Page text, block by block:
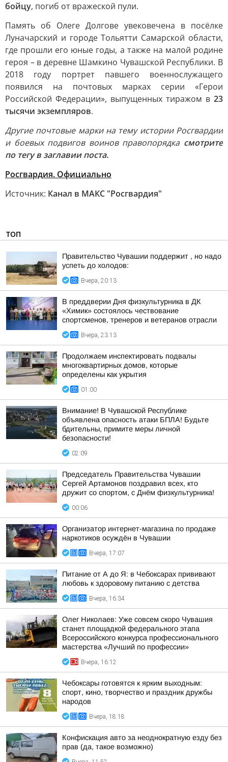
бойцу, погиб от вражеской пули.
Память об Олеге Долгове увековечена в посёлке
Луначарский и городе Тольятти Самарской области,
где прошли его юные годы, а также на малой родине
героя – в деревне Шамкино Чувашской Республики. В
2018 году портрет павшего военнослужащего
появился на почтовых марках серии «Герои
Российской Федерации», выпущенных тиражом в 23
тысячи экземпляров.
Другие почтовые марки на тему истории Росгвардии
и боевых подвигов воинов правопорядка смотрите
по тегу в заглавии поста.
Росгвардия. Официально
Источник: Канал в МАКС "Росгвардия"
ТОП
Правительство Чувашии поддержит , но надо
успеть до холодов:
Вчера, 20:13
В преддверии Дня физкультурника в ДК
«Химик» состоялось чествование
спортсменов, тренеров и ветеранов отрасли
Вчера, 23:13
Продолжаем инспектировать подвалы
многоквартирных домов, которые
определены как укрытия
01:00
Внимание! В Чувашской Республике
объявлена опасность атаки БПЛА! Будьте
бдительны, примите меры личной
безопасности!
02:09
Председатель Правительства Чувашии
Сергей Артамонов поздравил всех, кто
дружит со спортом, с Днём физкультурника!
00:06
Организатор интернет-магазина по продаже
наркотиков осуждён в Чувашии
Вчера, 17:07
Питание от А до Я: в Чебоксарах прививают
любовь к здоровому питанию с детства
Вчера, 16:34
Олег Николаев: Уже совсем скоро Чувашия
станет площадкой федерального этапа
Всероссийского конкурса профессионального
мастерства «Лучший по профессии»
Вчера, 16:12
Чебоксары готовятся к ярким выходным:
спорт, кино, творчество и праздник дружбы
народов
Вчера, 18:18
Конфискация авто за неоднократную езду без
прав (да, такое возможно)